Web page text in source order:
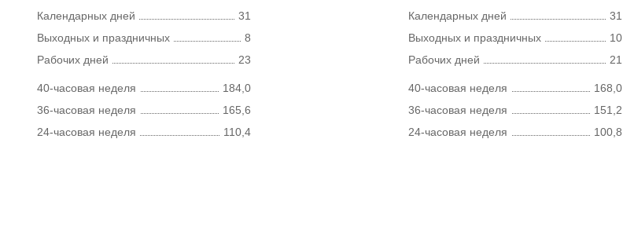
Календарных дней
31
Выходных и праздничных
8
Рабочих дней
23
40-часовая неделя
184,0
36-часовая неделя
165,6
24-часовая неделя
110,4
Календарных дней
31
Выходных и праздничных
10
Рабочих дней
21
40-часовая неделя
168,0
36-часовая неделя
151,2
24-часовая неделя
100,8